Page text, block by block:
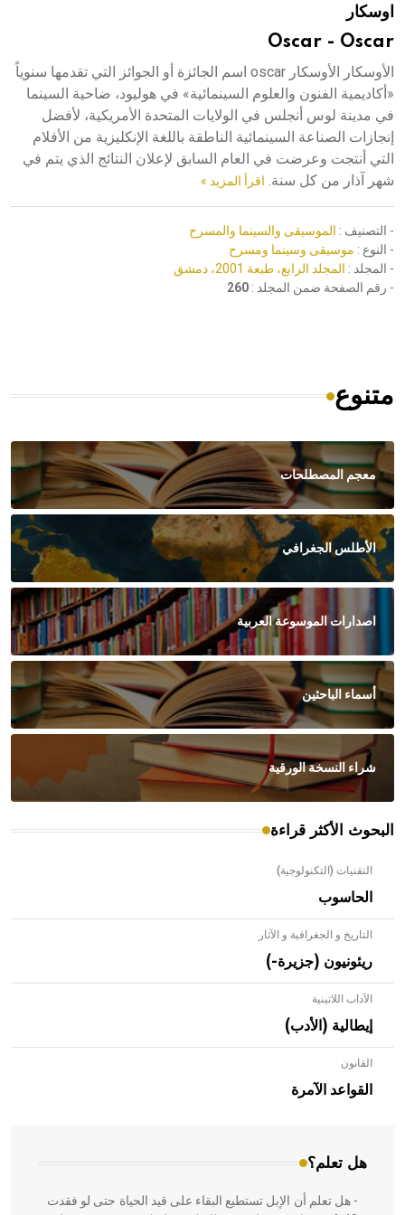
اوسكار
Oscar - Oscar
الأوسكار الأوسكار oscar اسم الجائزة أو الجوائز التي تقدمها سنوياً
«أكاديمية الفنون والعلوم السينمائية» في هوليود، ضاحية السينما
في مدينة لوس أنجلس في الولايات المتحدة الأمريكية، لأفضل
إنجازات الصناعة السينمائية الناطقة باللغة الإنكليزية من الأفلام
التي أنتجت وعرضت في العام السابق لإعلان النتائج الذي يتم في
شهر آذار من كل سنة. اقرأ المزيد »
- التصنيف : الموسيقى والسينما والمسرح
- النوع : موسيقى وسينما ومسرح
- المجلد : المجلد الرابع، طبعة 2001، دمشق
- رقم الصفحة ضمن المجلد : 260
متنوع
معجم المصطلحات
الأطلس الجغرافي
اصدارات الموسوعة العربية
أسماء الباحثين
شراء النسخة الورقية
البحوث الأكثر قراءة
التقنيات (التكنولوجية)
الحاسوب
التاريخ و الجغرافية و الآثار
ريئونيون (جزيرة-)
الآداب اللاتينية
إيطالية (الأدب)
القانون
القواعد الآمرة
هل تعلم؟
- هل تعلم أن الأبلق نوع من الفنون الهندسية التي ارتبطت
بالعمارة الإسلامية في بلاد الشام ومصر خاصة، حيث يحرص
المعمار على بناء مداميكه وخاصة في الواجهات
- هل تعلم أن الإبل تستطيع البقاء على قيد الحياة حتى لو فقدت